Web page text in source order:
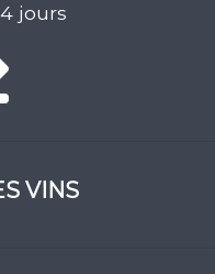
jours
VINS